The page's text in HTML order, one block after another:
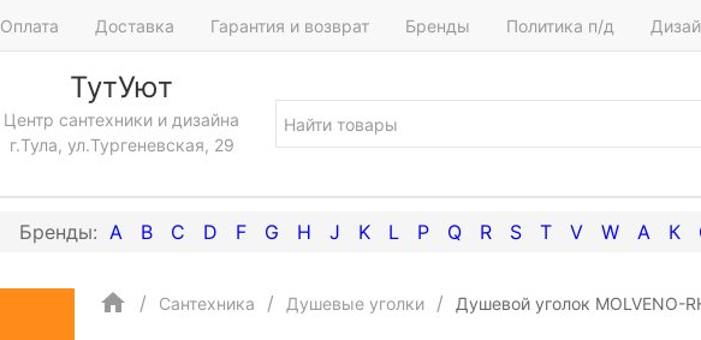
Оплата Доставка Гарантия и возврат Бренды Политика п/д
ТутУют
Центр сантехники и дизайна
г.Тула, ул.Тургеневская, 29
A B C D F G H J K L P Q R S T V W А К
Сантехника Душевые уголки Душевой уголок MOLVENO-